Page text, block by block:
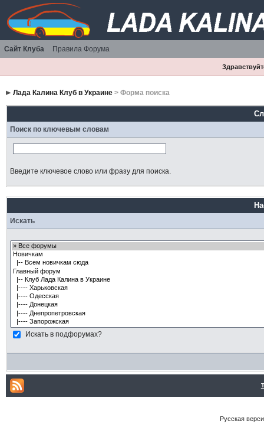
Сайт Клуба Правила Форума
Лада Калина Клуб в Украине> Форма поиска
Поиск по ключевым словам
Введите ключевое слово или фразу для поиска.
Искать
Искать в подфорумах?
Русская